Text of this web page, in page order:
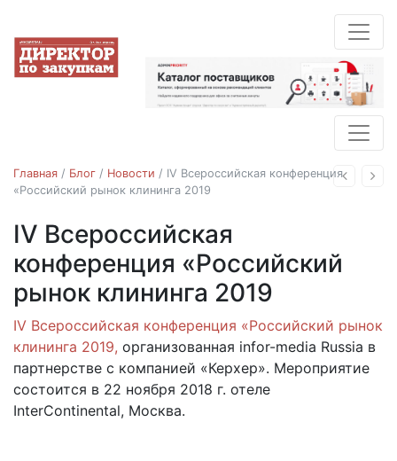
Назад
Главная / Блог / Новости / IV Всероссийская конференция
«Российский рынок клининга 2019
Новости
IV Всероссийская
конференция «Российский
рынок клининга 2019
28.08.2018
IV Всероссийская конференция «Российский рынок
клининга 2019, организованная infor-media Russia в
партнерстве с компанией «Керхер». Мероприятие
состоится в 22 ноября 2018 г. отеле
InterContinental, Москва.